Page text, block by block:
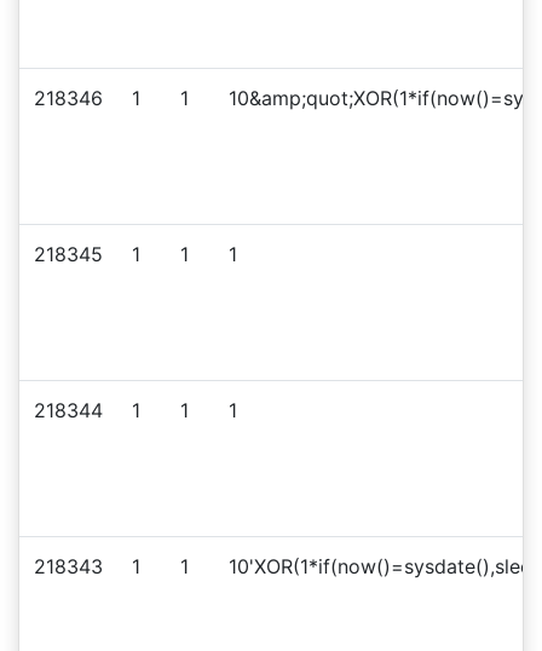
218346 1 1
218345 1 1 1
218344 1 1 1
218343 1 1